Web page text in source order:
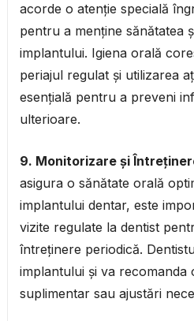
acorde o atenție specială
pentru a menține sănătatea
implantului. Igiena orală
periajul regulat și utilizarea
esențială pentru a preveni
ulterioare.
9. Monitorizare și
asigura o sănătate orală
implantului dentar, este
vizite regulate la dentist
întreținere periodică.
implantului și va recomanda
suplimentar sau ajustări